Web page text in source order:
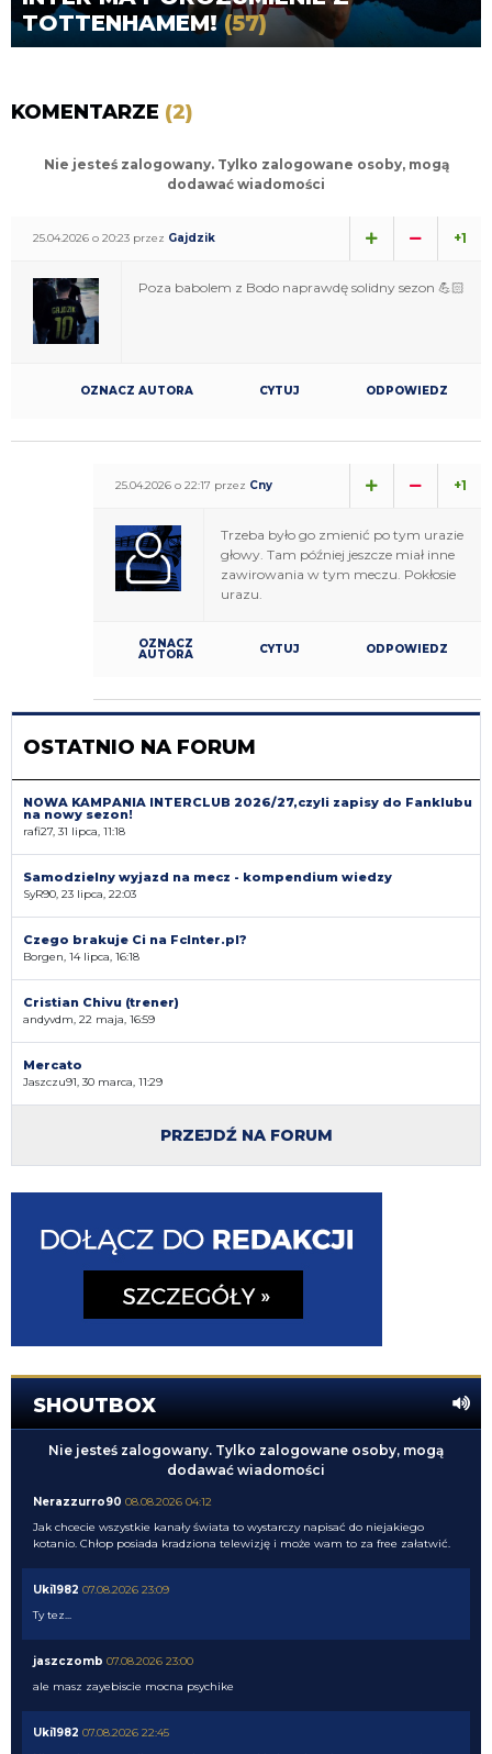
TOTTENHAMEM!(57)
KOMENTARZE (2)
Nie jesteś zalogowany. Tylko zalogowane osoby, mogą
dodawać wiadomości
25.04.2026 o 20:23 przez Gajdzik +1
Poza babolem z Bodo naprawdę solidny sezon 💪🏻
OZNACZ AUTORA CYTUJ ODPOWIEDZ
25.04.2026 o 22:17 przez Cny +1
Trzeba było go zmienić po tym urazie
głowy. Tam później jeszcze miał inne
zawirowania w tym meczu. Pokłosie
urazu.
OZNACZ
AUTORA CYTUJ ODPOWIEDZ
OSTATNIO NA FORUM
NOWA KAMPANIA INTERCLUB 2026/27,czyli zapisy do Fanklubu
na nowy sezon!
rafi27, 31 lipca, 11:18
Samodzielny wyjazd na mecz - kompendium wiedzy
SyR90, 23 lipca, 22:03
Czego brakuje Ci na FcInter.pl?
Borgen, 14 lipca, 16:18
Cristian Chivu (trener)
andyvdm, 22 maja, 16:59
Mercato
Jaszczu91, 30 marca, 11:29
PRZEJDŹ NA FORUM
SHOUTBOX
Nie jesteś zalogowany. Tylko zalogowane osoby, mogą
dodawać wiadomości
Nerazzurro90 08.08.2026 04:12
Jak chcecie wszystkie kanały świata to wystarczy napisać do niejakiego
kotanio. Chłop posiada kradziona telewizję i może wam to za free załatwić.
Uki1982 07.08.2026 23:09
Ty tez...
jaszczomb 07.08.2026 23:00
ale masz zayebiscie mocna psychike
Uki1982 07.08.2026 22:45